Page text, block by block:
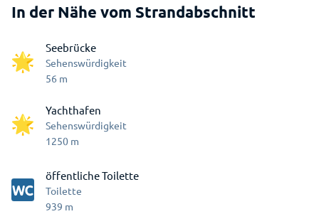
In der Nähe vom Strandabschnitt
Seebrücke
Sehenswürdigkeit
56 m
Yachthafen
Sehenswürdigkeit
1250 m
öffentliche Toilette
Toilette
939 m